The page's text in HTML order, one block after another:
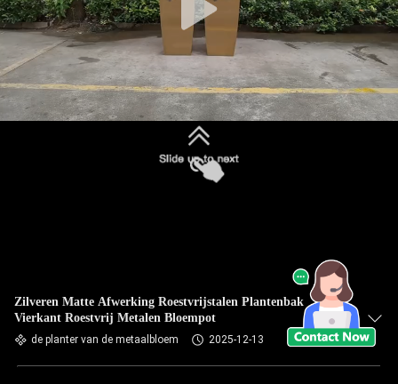
Zilveren Matte Afwerking Roestvrijstalen Plantenbak
Vierkant Roestvrij Metalen Bloempot
de planter van de metaalbloem 2025-12-13